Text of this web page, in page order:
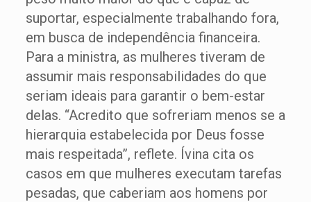
suportar, especialmente trabalhando fora,
em busca de independência financeira.
Para a ministra, as mulheres tiveram de
assumir mais responsabilidades do que
seriam ideais para garantir o bem-estar
delas. “Acredito que sofreriam menos se a
hierarquia estabelecida por Deus fosse
mais respeitada”, reflete. Ívina cita os
casos em que mulheres executam tarefas
pesadas, que caberiam aos homens por